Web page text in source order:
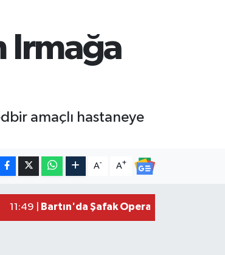
Irmağa
amaçlı hastaneye
A- A+
11:49 | Bartın'da Şafak Operasyonu: 5